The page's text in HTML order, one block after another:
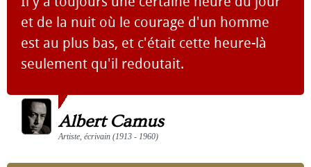
et de la nuit où le courage d'un homme
est au plus bas, et c'était cette heure-là
seulement qu'il redoutait.
Albert Camus
Artiste, écrivain (1913 - 1960)